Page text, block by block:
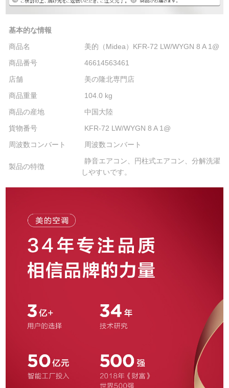
基本的な情報
商品名
美的（Midea）KFR-72 LW/WYGN 8 A 1@
商品番号
46614563461
店舗
美の隆北専門店
商品重量
104.0 kg
商品の産地
中国大陸
貨物番号
KFR-72 LW/WYGN 8 A 1@
周波数コンバート
周波数コンバート
製品の特徴
静音エアコン、円柱式エアコン、分解洗濯
しやすいです。